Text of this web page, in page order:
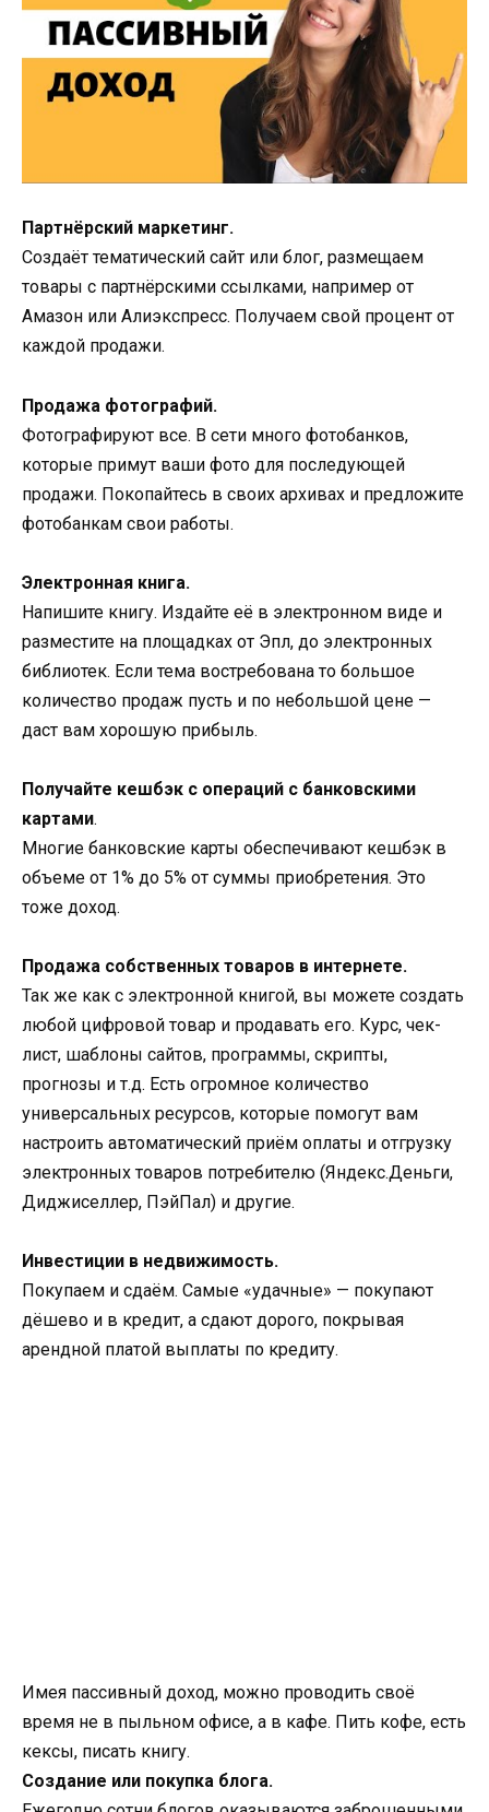
Партнёрский маркетинг.
Создаёт тематический сайт или блог, размещаем
товары с партнёрскими ссылками, например от
Амазон или Алиэкспресс. Получаем свой процент от
каждой продажи.
Продажа фотографий.
Фотографируют все. В сети много фотобанков,
которые примут ваши фото для последующей
продажи. Покопайтесь в своих архивах и предложите
фотобанкам свои работы.
Электронная книга.
Напишите книгу. Издайте её в электронном виде и
разместите на площадках от Эпл, до электронных
библиотек. Если тема востребована то большое
количество продаж пусть и по небольшой цене —
даст вам хорошую прибыль.
Получайте кешбэк с операций с банковскими
картами.
Многие банковские карты обеспечивают кешбэк в
объеме от 1% до 5% от суммы приобретения. Это
тоже доход.
Продажа собственных товаров в интернете.
Так же как с электронной книгой, вы можете создать
любой цифровой товар и продавать его. Курс, чек-
лист, шаблоны сайтов, программы, скрипты,
прогнозы и т.д. Есть огромное количество
универсальных ресурсов, которые помогут вам
настроить автоматический приём оплаты и отгрузку
электронных товаров потребителю (Яндекс.Деньги,
Диджиселлер, ПэйПал) и другие.
Инвестиции в недвижимость.
Покупаем и сдаём. Самые «удачные» — покупают
дёшево и в кредит, а сдают дорого, покрывая
арендной платой выплаты по кредиту.
Имея пассивный доход, можно проводить своё
время не в пыльном офисе, а в кафе. Пить кофе, есть
кексы, писать книгу.
Создание или покупка блога.